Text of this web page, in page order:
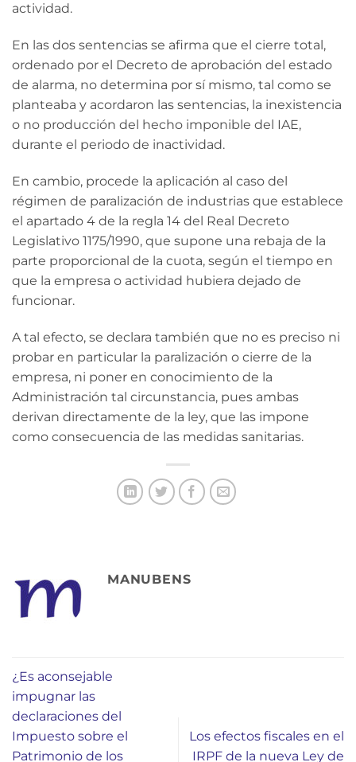
actividad.
En las dos sentencias se afirma que el cierre total,
ordenado por el Decreto de aprobación del estado
de alarma, no determina por sí mismo, tal como se
planteaba y acordaron las sentencias, la inexistencia
o no producción del hecho imponible del IAE,
durante el periodo de inactividad.
En cambio, procede la aplicación al caso del
régimen de paralización de industrias que establece
el apartado 4 de la regla 14 del Real Decreto
Legislativo 1175/1990, que supone una rebaja de la
parte proporcional de la cuota, según el tiempo en
que la empresa o actividad hubiera dejado de
funcionar.
A tal efecto, se declara también que no es preciso ni
probar en particular la paralización o cierre de la
empresa, ni poner en conocimiento de la
Administración tal circunstancia, pues ambas
derivan directamente de la ley, que las impone
como consecuencia de las medidas sanitarias.
MANUBENS
¿Es aconsejable
impugnar las
declaraciones del
Impuesto sobre el
Patrimonio de los
Los efectos fiscales en el
IRPF de la nueva Ley de